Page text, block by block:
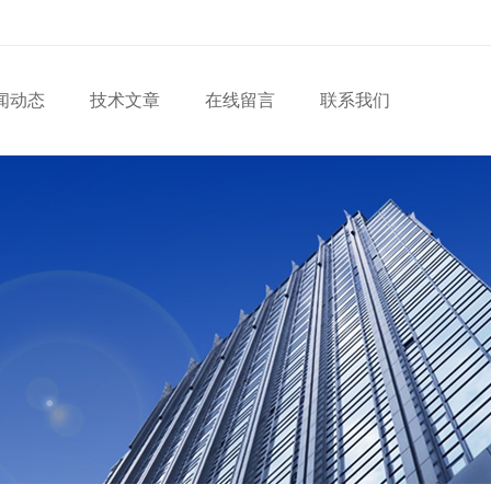
动态 技术文章 在线留言 联系我们